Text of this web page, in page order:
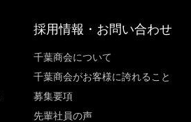
採用情報・お問い合わせ
千葉商会について
千葉商会がお客様に誇れること​
募集要項
先輩社員の声